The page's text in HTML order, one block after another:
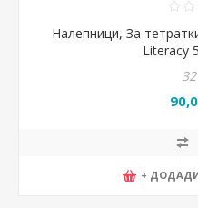
Налепници, За
Literacy
+